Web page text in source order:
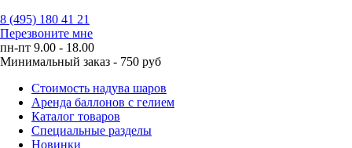
8 (495) 180 41 21
Перезвоните мне
пн-пт 9.00 - 18.00
Минимальный заказ - 750 руб
Стоимость надува шаров
Аренда баллонов с гелием
Каталог товаров
Специальные разделы
Новинки